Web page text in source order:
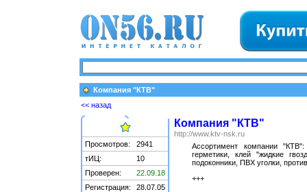
Компания "КТВ"
<< назад
Просмотров:
2941
тИЦ:
10
Проверен:
22.09.18
Регистрация:
28.07.05
Компания "КТВ"
http://www.ktv-nsk.ru
Ассортимент компании
герметики, клей "жидкие
подоконники, ПВХ уголки,
+++